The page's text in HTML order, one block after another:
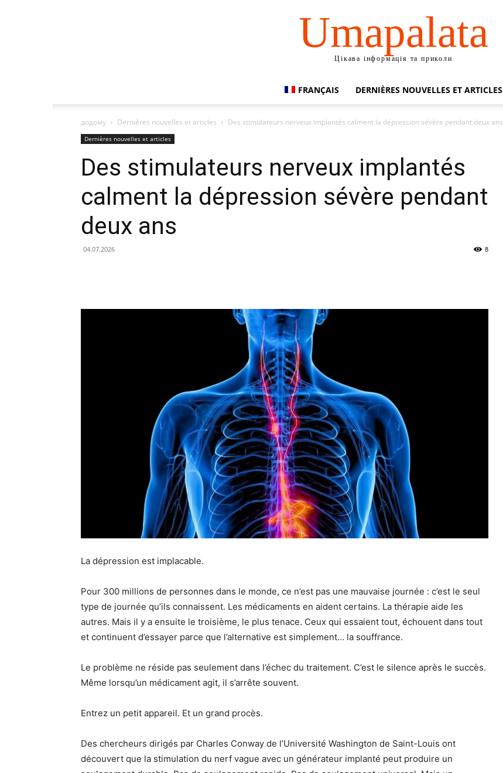
Umapalata
Цікава інформація та приколи
FRANÇAIS DERNIÈRES NOUVELLES ET ARTICLES
додому Dernières nouvelles et articles Des stimulateurs nerveux implantés calment la dépression sévère pendant deux ans
Dernières nouvelles et articles
Des stimulateurs nerveux implantés
calment la dépression sévère pendant
deux ans
04.07.2026 8
La dépression est implacable.
Pour 300 millions de personnes dans le monde, ce n’est pas une mauvaise journée : c’est le seul
type de journée qu’ils connaissent. Les médicaments en aident certains. La thérapie aide les
autres. Mais il y a ensuite le troisième, le plus tenace. Ceux qui essaient tout, échouent dans tout
et continuent d’essayer parce que l’alternative est simplement… la souffrance.
Le problème ne réside pas seulement dans l’échec du traitement. C’est le silence après le succès.
Même lorsqu’un médicament agit, il s’arrête souvent.
Entrez un petit appareil. Et un grand procès.
Des chercheurs dirigés par Charles Conway de l’Université Washington de Saint-Louis ont
découvert que la stimulation du nerf vague avec un générateur implanté peut produire un